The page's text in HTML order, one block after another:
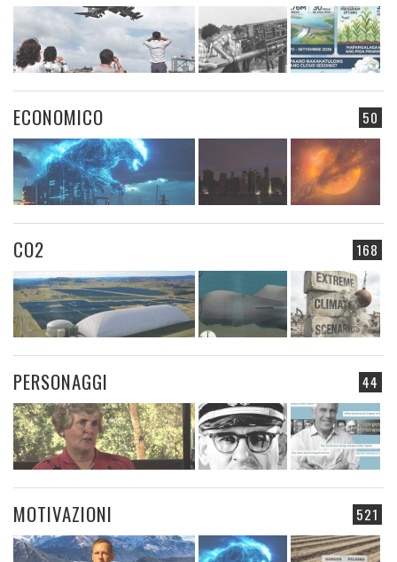
50
ECONOMICO
168
CO2
44
PERSONAGGI
521
MOTIVAZIONI